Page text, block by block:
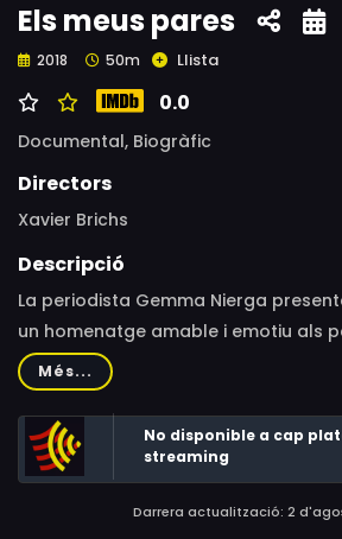
Els meus pares
2018 50m Llista
0.0
Documental, Biogràfic
Directors
Xavier Brichs
Descripció
La periodista Gemma Nierga
un homenatge amable i emotiu als
la gent més coneguda del nostre
Més...
No disponible a cap
streaming
Darrera actualització: 2